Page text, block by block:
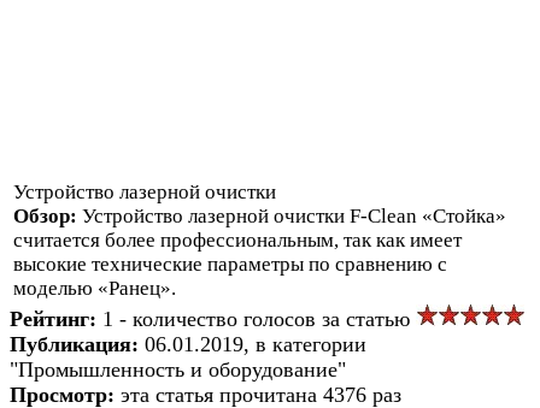
Устройство лазерной очистки
Обзор: Устройство лазерной очистки F-Clean «Стойка»
считается более профессиональным, так как имеет
высокие технические параметры по сравнению с
моделью «Ранец».
Рейтинг: 1 - количество голосов за статью
Публикация: 06.01.2019, в категории
"Промышленность и оборудование"
Просмотр: эта статья прочитана 4376 раз